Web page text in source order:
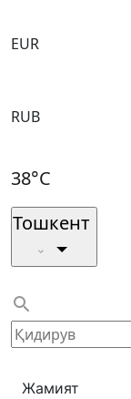
EUR
RUB
38°C
Тошкент
Жамият